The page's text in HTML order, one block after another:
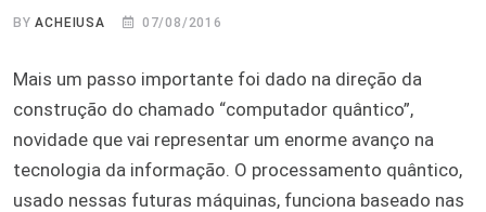
BYACHEIUSA 07/08/2016
Mais um passo importante foi dado na direção da
construção do chamado “computador quântico”,
novidade que vai representar um enorme avanço na
tecnologia da informação. O processamento quântico,
usado nessas futuras máquinas, funciona baseado nas